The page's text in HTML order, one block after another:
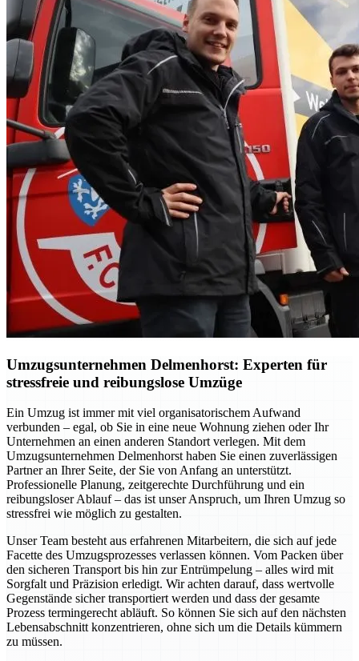
Umzugsunternehmen Delmenhorst: Experten für
stressfreie und reibungslose Umzüge
Ein Umzug ist immer mit viel organisatorischem Aufwand
verbunden – egal, ob Sie in eine neue Wohnung ziehen oder Ihr
Unternehmen an einen anderen Standort verlegen. Mit dem
Umzugsunternehmen Delmenhorst haben Sie einen zuverlässigen
Partner an Ihrer Seite, der Sie von Anfang an unterstützt.
Professionelle Planung, zeitgerechte Durchführung und ein
reibungsloser Ablauf – das ist unser Anspruch, um Ihren Umzug so
stressfrei wie möglich zu gestalten.
Unser Team besteht aus erfahrenen Mitarbeitern, die sich auf jede
Facette des Umzugsprozesses verlassen können. Vom Packen über
den sicheren Transport bis hin zur Entrümpelung – alles wird mit
Sorgfalt und Präzision erledigt. Wir achten darauf, dass wertvolle
Gegenstände sicher transportiert werden und dass der gesamte
Prozess termingerecht abläuft. So können Sie sich auf den nächsten
Lebensabschnitt konzentrieren, ohne sich um die Details kümmern
zu müssen.